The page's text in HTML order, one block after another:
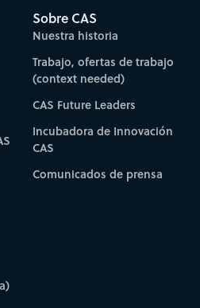
Sobre CAS
Nuestra historia
Trabajo, ofertas de trabajo
(context needed)
CAS Future Leaders
Incubadora de Innovación
CAS
Comunicados de prensa